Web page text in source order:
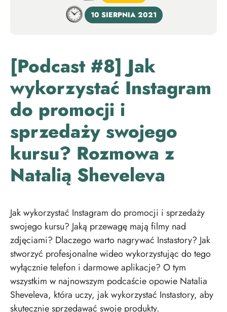
10 SIERPNIA 2021
[Podcast #8] Jak
wykorzystać Instagram
do promocji i
sprzedaży swojego
kursu? Rozmowa z
Natalią Sheveleva
Jak wykorzystać Instagram do promocji i sprzedaży
swojego kursu? Jaką przewagę mają filmy nad
zdjęciami? Dlaczego warto nagrywać Instastory? Jak
stworzyć profesjonalne wideo wykorzystując do tego
wyłącznie telefon i darmowe aplikacje? O tym
wszystkim w najnowszym podcaście opowie Natalia
Sheveleva, która uczy, jak wykorzystać Instastory, aby
skutecznie sprzedawać swoje produkty.